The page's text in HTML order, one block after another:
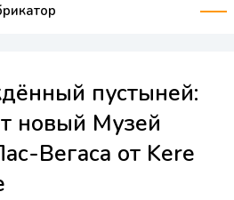
пустыней:
новый Музей
Вегаса от Kere